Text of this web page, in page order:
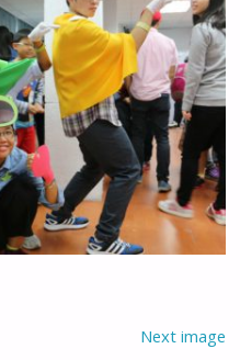
Next image